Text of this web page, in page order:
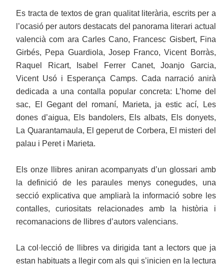
Es tracta de textos de gran qualitat literària, escrits per a
l’ocasió per autors destacats del panorama literari actual
valencià com ara Carles Cano, Francesc Gisbert, Fina
Girbés, Pepa Guardiola, Josep Franco, Vicent Borràs,
Raquel Ricart, Isabel Ferrer Canet, Joanjo Garcia,
Vicent Usó i Esperança Camps. Cada narració anirà
dedicada a una contalla popular concreta: L’home del
sac, El Gegant del romaní, Marieta, ja estic ací, Les
dones d’aigua, Els bandolers, Els albats, Els donyets,
La Quarantamaula, El geperut de Corbera, El misteri del
palau i Peret i Marieta.
Els onze llibres aniran acompanyats d’un glossari amb
la definició de les paraules menys conegudes, una
secció explicativa que ampliarà la informació sobre les
contalles, curiositats relacionades amb la història i
recomanacions de llibres d’autors valencians.
La col·lecció de llibres va dirigida tant a lectors que ja
estan habituats a llegir com als qui s’inicien en la lectura